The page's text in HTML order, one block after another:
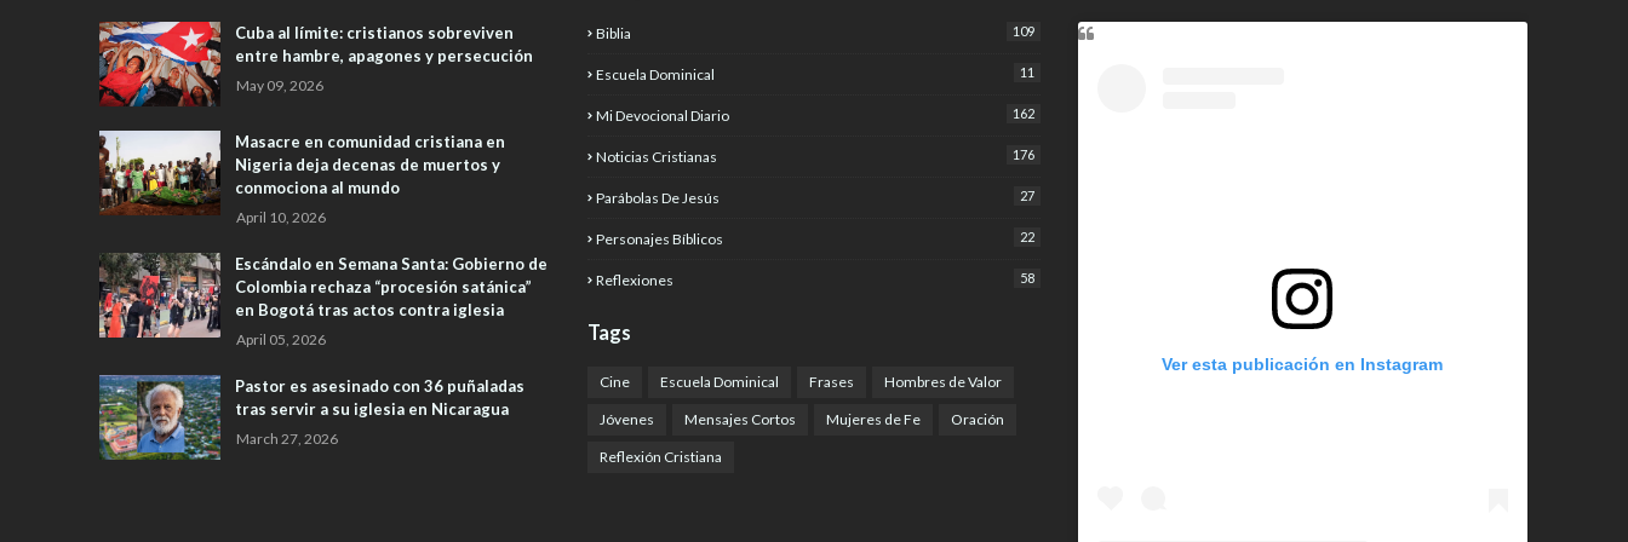
Cuba al límite: cristianos sobreviven
entre hambre, apagones y persecución
May 09, 2026
Masacre en comunidad cristiana en
Nigeria deja decenas de muertos y
conmociona al mundo
April 10, 2026
Escándalo en Semana Santa: Gobierno de
Colombia rechaza “procesión satánica”
en Bogotá tras actos contra iglesia
April 05, 2026
Pastor es asesinado con 36 puñaladas
tras servir a su iglesia en Nicaragua
March 27, 2026
Biblia 109
Escuela Dominical 11
Mi Devocional Diario 162
Noticias Cristianas 176
Parábolas De Jesús 27
Personajes Bíblicos 22
Reflexiones 58
Tags
Cine Escuela Dominical Frases Hombres de Valor
Jóvenes Mensajes Cortos Mujeres de Fe Oración
Reflexión Cristiana
Ver esta publicación en Instagram